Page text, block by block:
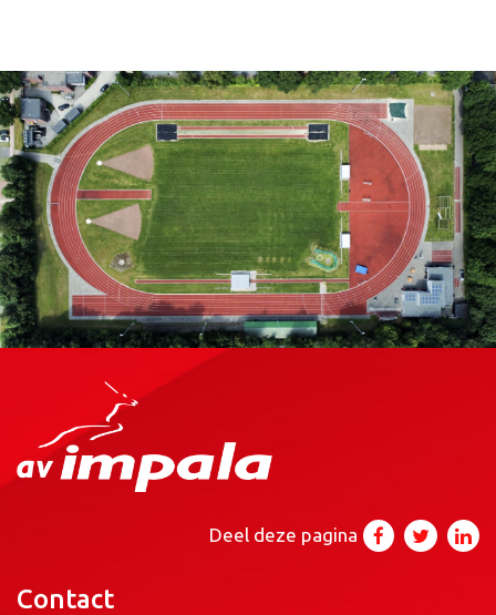
Deel deze pagina
Contact